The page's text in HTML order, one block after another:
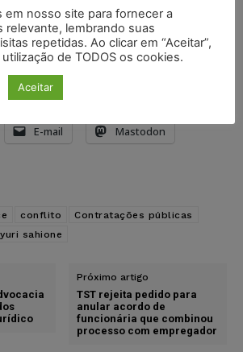
WhatsApp
Facebook Telegram
Tumblr
E-mail Mastodon
conflito
Contratações públicas
yuri sahione
Próximo artigo
TST rejeita pedido para
anular acordo de
funcionária que combinou
processo com empregador
em nosso site para fornecer a
relevante, lembrando suas
repetidas. Ao clicar em “Aceitar”,
de TODOS os cookies.
Aceitar